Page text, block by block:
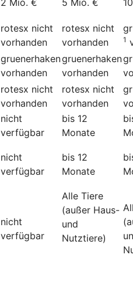
rotesx nicht
vorhanden
rotesx nicht
vorhanden
1
gruenerhaken
vorhanden
gruenerhaken
vorhanden
rotesx nicht
vorhanden
rotesx nicht
vorhanden
nicht
verfügbar
bis 12
Monate
nicht
verfügbar
bis 12
Monate
nicht
verfügbar
Alle Tiere
(außer Haus-
und
Nutztiere)